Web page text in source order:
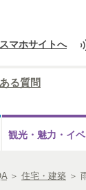
スマホサイトへ
る質問
観光・魅力・ イ
＞ 住宅・建築 ＞